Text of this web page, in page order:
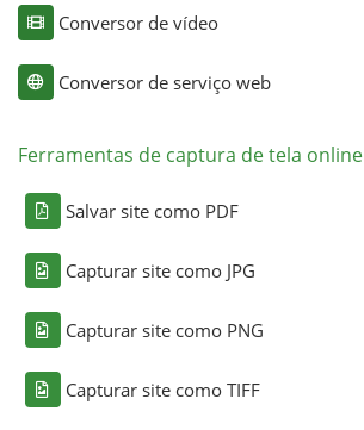
Conversor de vídeo
Conversor de serviço web
Ferramentas de captura de tela online
Salvar site como PDF
Capturar site como JPG
Capturar site como PNG
Capturar site como TIFF